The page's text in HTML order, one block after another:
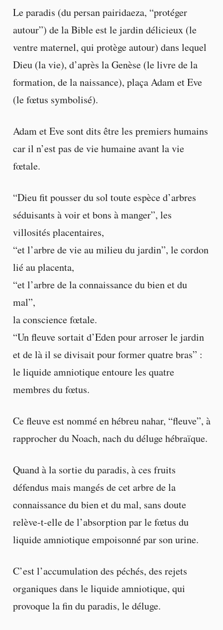
Le paradis (du persan pairidaeza, “protéger
autour”) de la Bible est le jardin délicieux (le
ventre maternel, qui protège autour) dans lequel
Dieu (la vie), d’après la Genèse (le livre de la
formation, de la naissance), plaça Adam et Eve
(le fœtus symbolisé).
Adam et Eve sont dits être les premiers humains
car il n’est pas de vie humaine avant la vie
fœtale.
“Dieu fit pousser du sol toute espèce d’arbres
séduisants à voir et bons à manger”, les
villosités placentaires,
“et l’arbre de vie au milieu du jardin”, le cordon
lié au placenta,
“et l’arbre de la connaissance du bien et du
mal”,
la conscience fœtale.
“Un fleuve sortait d’Eden pour arroser le jardin
et de là il se divisait pour former quatre bras” :
le liquide amniotique entoure les quatre
membres du fœtus.
Ce fleuve est nommé en hébreu nahar, “fleuve”, à
rapprocher du Noach, nach du déluge hébraïque.
Quand à la sortie du paradis, à ces fruits
défendus mais mangés de cet arbre de la
connaissance du bien et du mal, sans doute
relève-t-elle de l’absorption par le fœtus du
liquide amniotique empoisonné par son urine.
C’est l’accumulation des péchés, des rejets
organiques dans le liquide amniotique, qui
provoque la fin du paradis, le déluge.